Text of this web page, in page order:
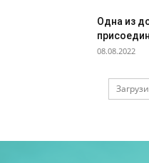
Одна из
08.08.2022